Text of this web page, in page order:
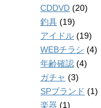
CDDVD (20)
釣具 (19)
アイドル (19)
WEBチラシ (4)
年齢確認 (4)
ガチャ (3)
SPブランド (1)
楽器 (1)